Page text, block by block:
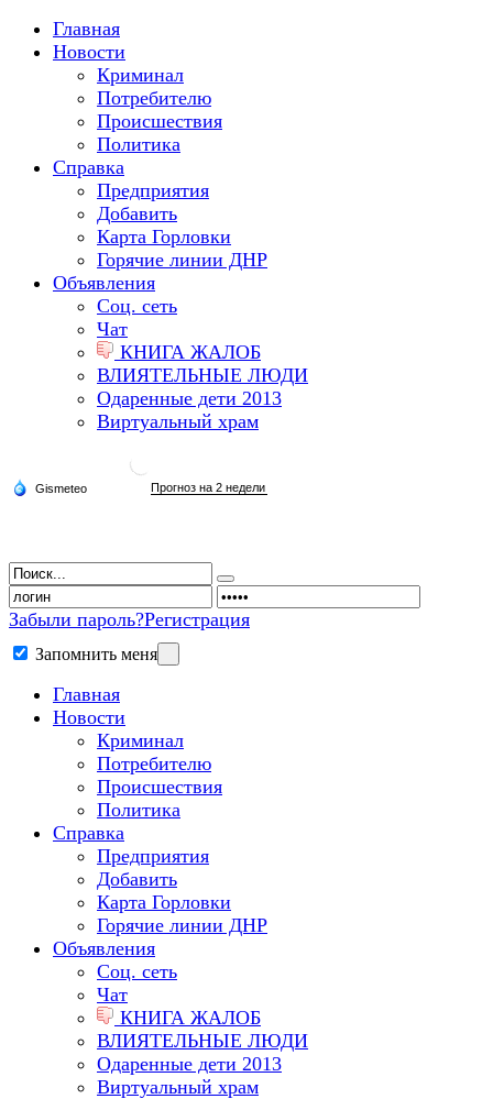
Главная
Новости
Криминал
Потребителю
Происшествия
Политика
Справка
Предприятия
Добавить
Карта Горловки
Горячие линии ДНР
Объявления
Соц. сеть
Чат
КНИГА ЖАЛОБ
ВЛИЯТЕЛЬНЫЕ ЛЮДИ
Одаренные дети 2013
Виртуальный храм
Забыли пароль?Регистрация
Запомнить меня
Главная
Новости
Криминал
Потребителю
Происшествия
Политика
Справка
Предприятия
Добавить
Карта Горловки
Горячие линии ДНР
Объявления
Соц. сеть
Чат
КНИГА ЖАЛОБ
ВЛИЯТЕЛЬНЫЕ ЛЮДИ
Одаренные дети 2013
Виртуальный храм